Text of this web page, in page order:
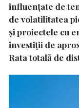
influențate de
de volatilitatea
și proiectele cu
investiții de
Rata totală de